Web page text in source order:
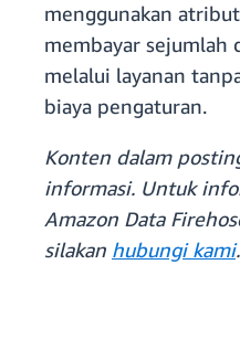
menggunakan atribut
membayar sejumlah
melalui layanan
biaya pengaturan.
Konten dalam
informasi. Untuk
Amazon Data
silakan hubungi kami.